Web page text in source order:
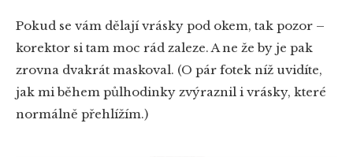
Pokud se vám dělají vrásky pod okem, tak pozor –
korektor si tam moc rád zaleze. A ne že by je pak
zrovna dvakrát maskoval. (O pár fotek níž uvidíte,
jak mi během půlhodinky zvýraznil i vrásky, které
normálně přehlížím.)